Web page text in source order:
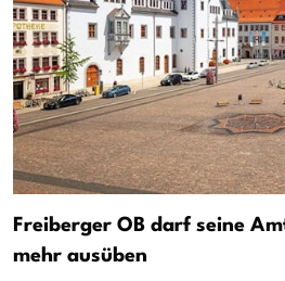
Freiberger OB darf seine
mehr ausüben